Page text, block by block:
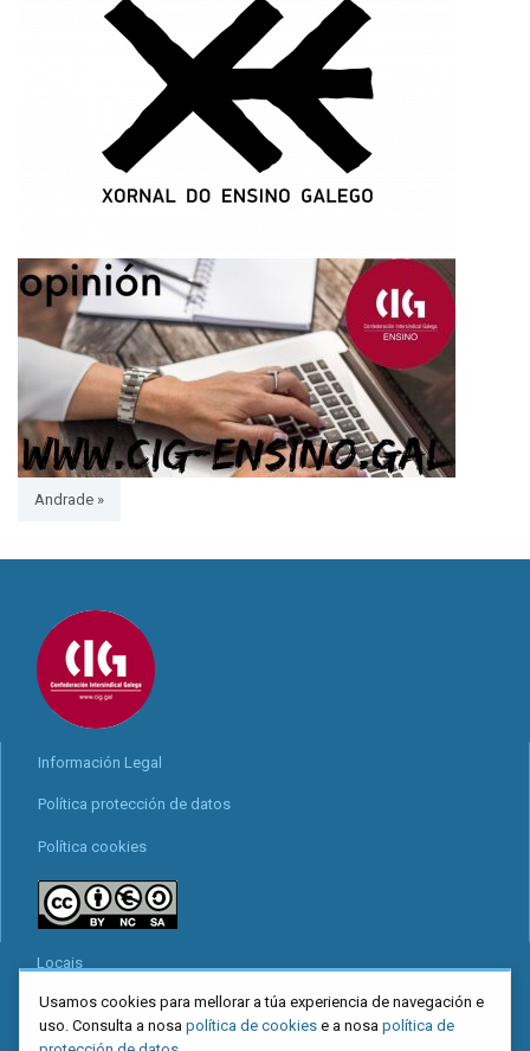
Andrade »
Información Legal
Política protección de datos
Política cookies
Locais
Mapa web
Redes sociais
Usamos cookies para mellorar a túa experiencia de navegación e
uso. Consulta a nosa política de cookies e a nosa política de